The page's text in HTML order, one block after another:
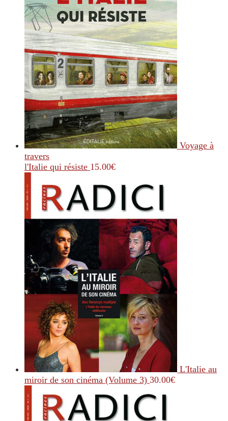
Voyage à
travers
l'Italie qui résiste 15.00€
L'Italie au
miroir de son cinéma (Volume 3) 30.00€